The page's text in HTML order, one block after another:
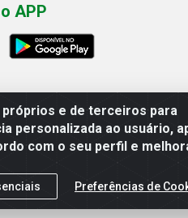
e de terceiros para
personalizada ao usuário,
com o seu perfil e
Preferências de
APP
Distribuidora LTDA - Avenida